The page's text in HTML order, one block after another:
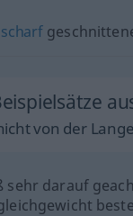
scharf
von der
sehr darauf